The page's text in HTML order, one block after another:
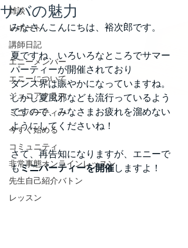
雑談
レポート
講師日記
エニーメンバー
エニーについて
ジュニアクラス
ミニパーティー
今すぐ始める
コミュニティ
非常事態オンラインレッスン
先生自己紹介バトン
レッスン
サバの魅力
みなさんこんにちは、裕次郎です。
夏ですね、いろいろなところでサマー
パーティーが開催されており
ダンス界は賑やかになっていますね。
しかし夏風邪なども流行っているよう
ですので、みなさまお疲れを溜めない
ようにしてくださいね！
さて、再告知になりますが、エニーで
もミニパーティーを開催しますよ！